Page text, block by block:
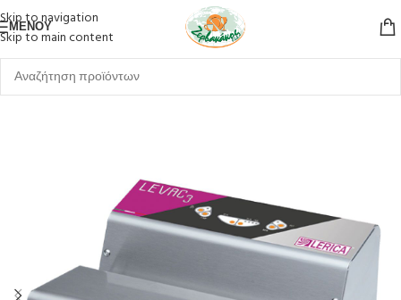
Skip to navigation
Skip to main content
ΜΕΝΟΎ